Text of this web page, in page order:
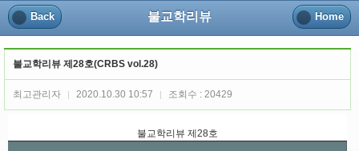
Back 불교학리뷰 Home
불교학리뷰 제28호(CRBS vol.28)
최고관리자 2020.10.30 10:57 조회수 : 20429
불교학리뷰 제28호